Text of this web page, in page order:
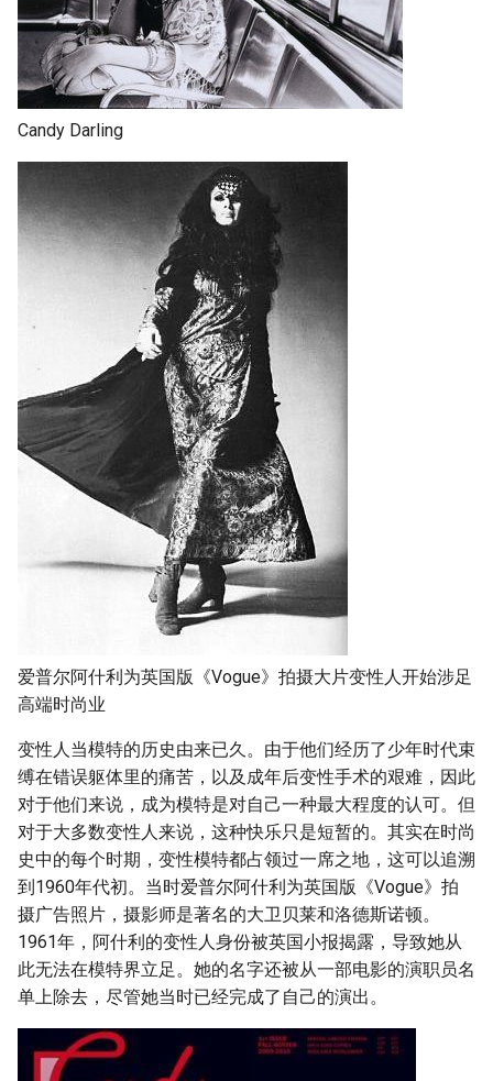
Candy Darling
爱普尔阿什利为英国版《Vogue》拍摄大片变性人开始涉足
高端时尚业
变性人当模特的历史由来已久。由于他们经历了少年时代束
缚在错误躯体里的痛苦，以及成年后变性手术的艰难，因此
对于他们来说，成为模特是对自己一种最大程度的认可。但
对于大多数变性人来说，这种快乐只是短暂的。其实在时尚
史中的每个时期，变性模特都占领过一席之地，这可以追溯
到1960年代初。当时爱普尔阿什利为英国版《Vogue》拍
摄广告照片，摄影师是著名的大卫贝莱和洛德斯诺顿。
1961年，阿什利的变性人身份被英国小报揭露，导致她从
此无法在模特界立足。她的名字还被从一部电影的演职员名
单上除去，尽管她当时已经完成了自己的演出。